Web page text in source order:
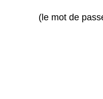
(le mot de